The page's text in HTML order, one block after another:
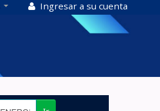
Ingresar a su cuenta